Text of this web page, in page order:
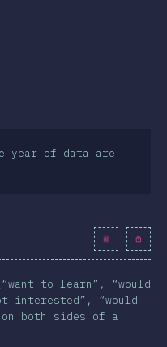
year of data are
to learn”, “would
interested”, “would
both sides of a